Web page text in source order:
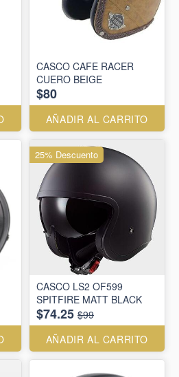
CASCO CAFE RACER
CUERO BEIGE
$80
AÑADIR AL CARRITO
CASCO LS2 OF599
SPITFIRE MATT BLACK
$74.25 $99
AÑADIR AL CARRITO
25% Descuento